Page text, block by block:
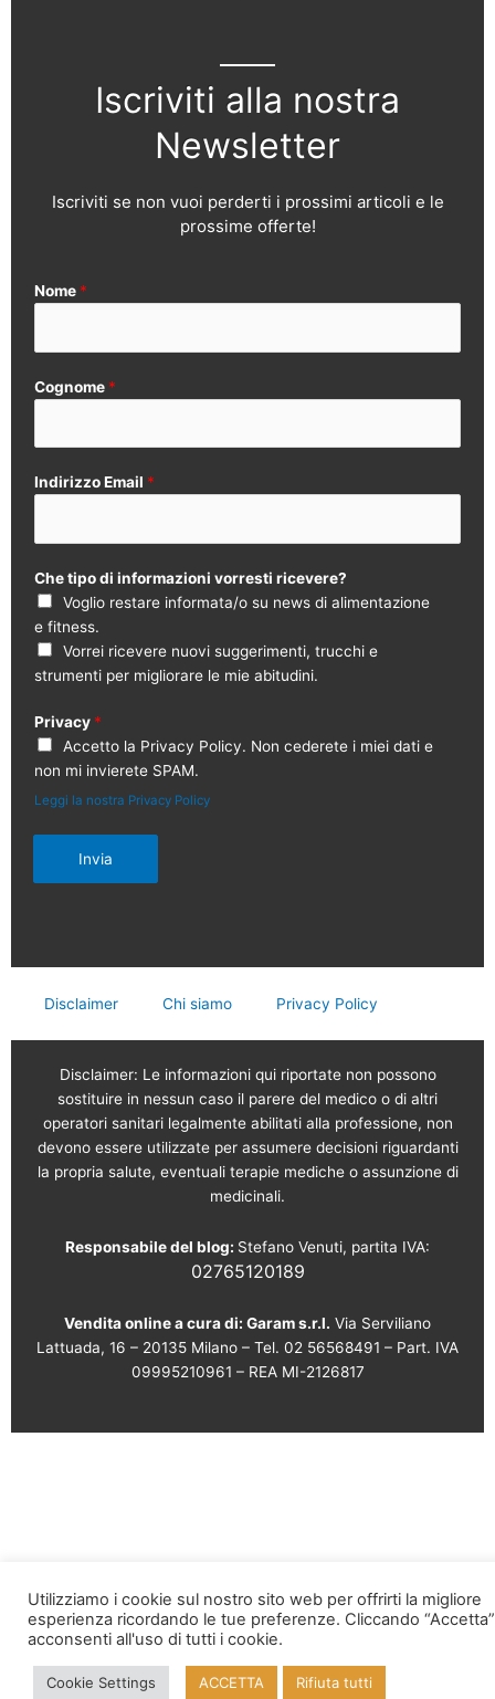
Iscriviti alla nostra
Newsletter
Iscriviti se non vuoi perderti i prossimi articoli e le
prossime offerte!
Nome *
Cognome *
Indirizzo Email *
Che tipo di informazioni vorresti ricevere?
Voglio restare informata/o su news di alimentazione
e fitness.
Vorrei ricevere nuovi suggerimenti, trucchi e
strumenti per migliorare le mie abitudini.
Privacy *
Accetto la Privacy Policy. Non cederete i miei dati e
non mi invierete SPAM.
Leggi la nostra Privacy Policy
Invia
Disclaimer Chi siamo Privacy Policy
Disclaimer: Le informazioni qui riportate non possono
sostituire in nessun caso il parere del medico o di altri
operatori sanitari legalmente abilitati alla professione, non
devono essere utilizzate per assumere decisioni riguardanti
la propria salute, eventuali terapie mediche o assunzione di
medicinali.
Responsabile del blog: Stefano Venuti, partita IVA:
02765120189
Vendita online a cura di: Garam s.r.l. Via Serviliano
Lattuada, 16 – 20135 Milano – Tel. 02 56568491 – Part. IVA
09995210961 – REA MI-2126817
Utilizziamo i cookie sul nostro sito web per offrirti la migliore
esperienza ricordando le tue preferenze. Cliccando “Accetta”
acconsenti all'uso di tutti i cookie.
Cookie Settings ACCETTA Rifiuta tutti